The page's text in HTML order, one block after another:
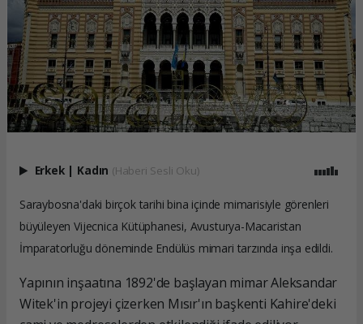
Erkek | Kadın (Haberi Sesli Oku)
Saraybosna'daki birçok tarihi bina içinde mimarisiyle görenleri
büyüleyen Vijecnica Kütüphanesi, Avusturya-Macaristan
İmparatorluğu döneminde Endülüs mimari tarzında inşa edildi.
Yapının inşaatına 1892'de başlayan mimar Aleksandar
Witek'in projeyi çizerken Mısır'ın başkenti Kahire'deki